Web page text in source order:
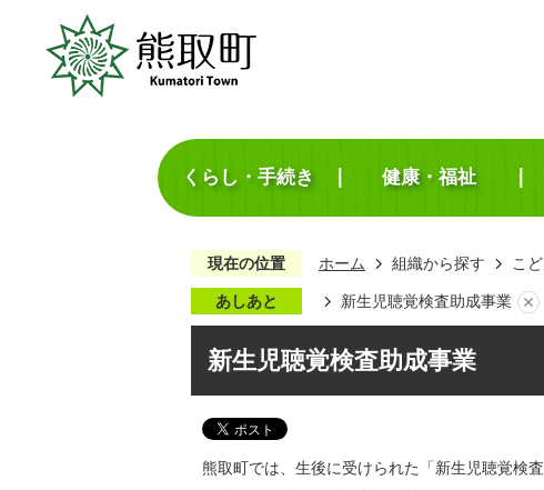
くらし・手続き 健康・福祉
現在の位置 ホーム 組織から探す こ
あしあと 新生児聴覚検査助成事業
新生児聴覚検査助成事業
熊取町では、生後に受けられた「新生児聴覚検